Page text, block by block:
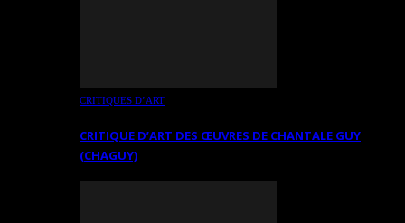
CRITIQUES D’ART
CRITIQUE D’ART DES ŒUVRES DE CHANTALE GUY
(CHAGUY)